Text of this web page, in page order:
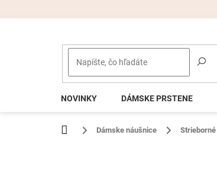
NOVINKY DÁMSKE PRSTENE
Domov Dámske náušnice Strieborné